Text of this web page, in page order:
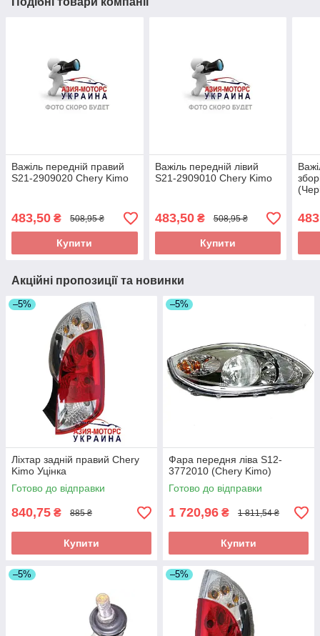
Важіль передній правий
S21-2909020 Chery Kimo
483,50 ₴ 508,95 ₴
Купити
Важіль передній лівий
S21-2909010 Chery Kimo
483,50₴ 508,95 ₴
Купити
Акційні пропозиції та новинки
–5%
Ліхтар задній правий Chery
Kimo Уцінка
Готово до відправки
840,75 ₴ 885 ₴
Купити
–5%
Фара передня ліва S12-
3772010 (Chery Kimo)
Готово до відправки
1 720,96 ₴ 1 811,54 ₴
Купити
–5% –5%